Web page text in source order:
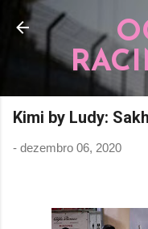
Pular
Kimi by Ludy:
- dezembro 06, 2020